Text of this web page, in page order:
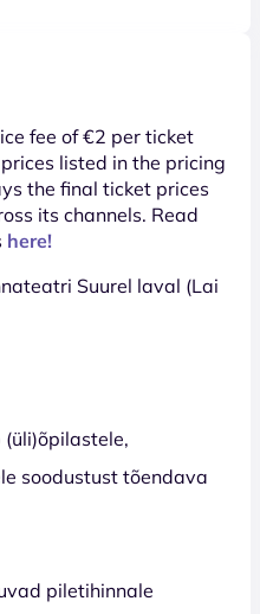
fee of €2 per ticket
listed in the pricing
the final ticket prices
its channels. Read
here!
Suurel laval (Lai
soodustust tõendava
piletihinnale